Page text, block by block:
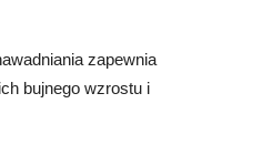
zapewnia
bujnego wzrostu i